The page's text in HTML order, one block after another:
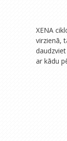
XENA
virzienā,
ar kādu